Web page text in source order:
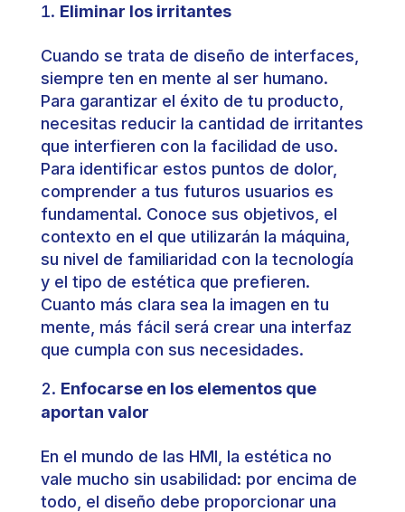
Eliminar los irritantes
Cuando se trata de diseño de interfaces,
siempre ten en mente al ser humano.
Para garantizar el éxito de tu producto,
necesitas reducir la cantidad de irritantes
que interfieren con la facilidad de uso.
Para identificar estos puntos de dolor,
comprender a tus futuros usuarios es
fundamental. Conoce sus objetivos, el
contexto en el que utilizarán la máquina,
su nivel de familiaridad con la tecnología
y el tipo de estética que prefieren.
Cuanto más clara sea la imagen en tu
mente, más fácil será crear una interfaz
que cumpla con sus necesidades.
Enfocarse en los elementos que
aportan valor
En el mundo de las HMI, la estética no
vale mucho sin usabilidad: por encima de
todo, el diseño debe proporcionar una